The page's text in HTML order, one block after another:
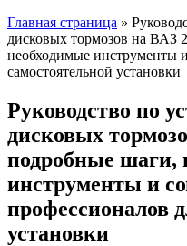
Главная страница »
дисковых тормозов на ВАЗ
необходимые инструменты
самостоятельной установки
Руководство по
дисковых
подробные шаги,
инструменты и
профессионалов
установки